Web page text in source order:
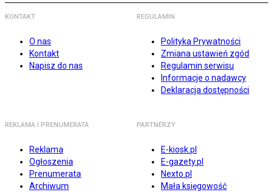
KONTAKT
O nas
Kontakt
Napisz do nas
REGULAMIN
Polityka Prywatności
Zmiana ustawień zgód
Regulamin serwisu
Informacje o nadawcy
Deklaracja dostępności
REKLAMA I PRENUMERATA
Reklama
Ogłoszenia
Prenumerata
Archiwum
PARTNERZY
E-kiosk.pl
E-gazety.pl
Nexto.pl
Mała księgowość